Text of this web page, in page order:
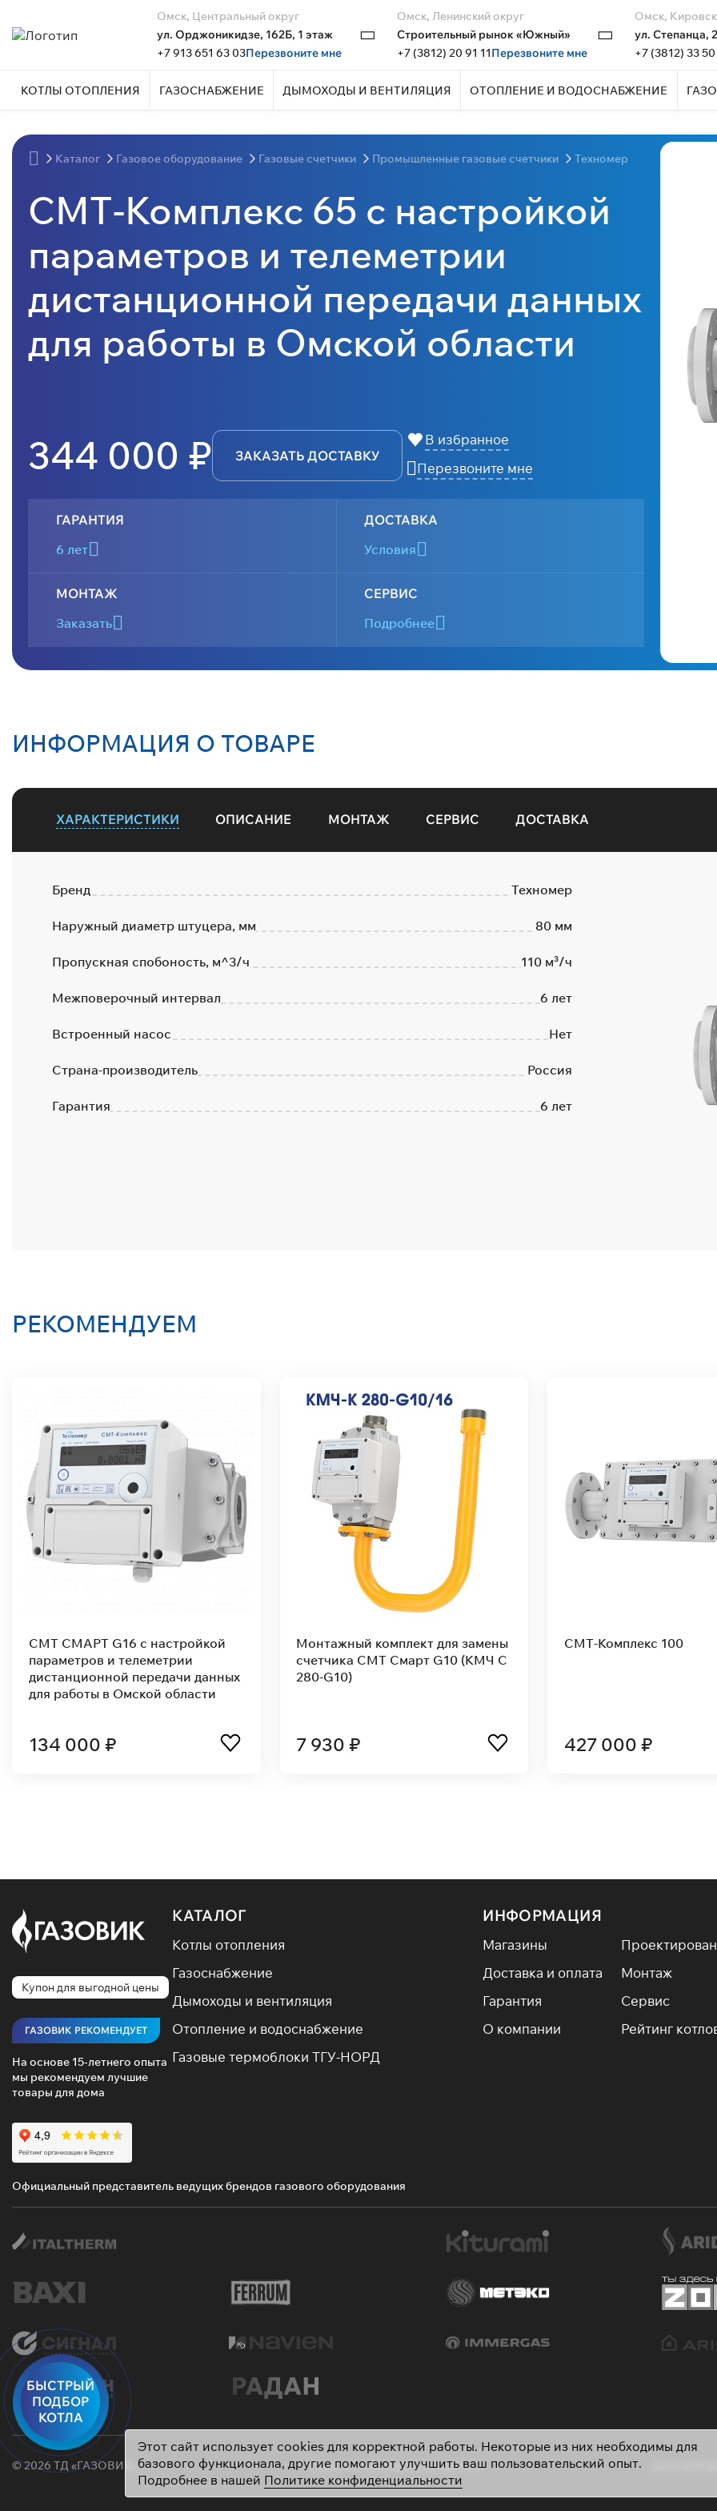
БЫСТРЫЙ
ПОДБОР
КОТЛА
Омск, Центральный округ
ул. Орджоникидзе, 162Б, 1 этаж
+7 913 651 63 03Перезвоните мне
Омск, Ленинский округ
Строительный рынок «Южный»
+7 (3812) 20 91 11Перезвоните мне
Омск,
ул. Степанца, 2
+7 (3812) 33
КОТЛЫ ОТОПЛЕНИЯ ГАЗОСНАБЖЕНИЕ ДЫМОХОДЫ И ВЕНТИЛЯЦИЯ ОТОПЛЕНИЕ И ВОДОСНАБЖЕНИЕ
Каталог Газовое оборудование Газовые счетчики Промышленные газовые счетчики Техномер
СМТ-Комплекс 65 с настройкой
параметров и телеметрии
дистанционной передачи данных
для работы в Омской области
344 000 ₽ ЗАКАЗАТЬ ДОСТАВКУ
В избранное
Перезвоните мне
ГАРАНТИЯ
6 лет
ДОСТАВКА
Условия
МОНТАЖ
Заказать
СЕРВИС
Подробнее
ИНФОРМАЦИЯ О ТОВАРЕ
ХАРАКТЕРИСТИКИ ОПИСАНИЕ МОНТАЖ СЕРВИС ДОСТАВКА
Бренд Техномер
Наружный диаметр штуцера, мм 80 мм
Пропускная спобоность, м^3/ч 110 м³/ч
Межповерочный интервал 6 лет
Встроенный насос Нет
Страна-производитель Россия
Гарантия 6 лет
РЕКОМЕНДУЕМ
10 с настройкой
и телеметрии
передачи данных
в Омской области
₽
СМТ-Комплекс 40-2 с настройкой
параметров и телеметрии
дистанционной передачи данных
317 000 ₽
СМТ-Комплекс 25 с настройкой
143 000 ₽
Купон для выгодной цены
ГАЗОВИК РЕКОМЕНДУЕТ
На основе 15-летнего опыта
мы рекомендуем лучшие
товары для дома
КАТАЛОГ
Котлы отопления
Газоснабжение
Дымоходы и вентиляция
Отопление и водоснабжение
Газовые термоблоки ТГУ-НОРД
ИНФОРМАЦИЯ
Магазины
Доставка и оплата
Монтаж
Гарантия
Сервис
О компании
Рейтинг
Официальный представитель ведущих брендов газового оборудования
© 2026 ТД «ГАЗОВИК» Политика персональных данных
Этот сайт использует cookies для корректной работы. Некоторые из них необходимы для
базового функционала, другие помогают улучшить ваш пользовательский опыт.
Подробнее в нашей Политике конфиденциальности